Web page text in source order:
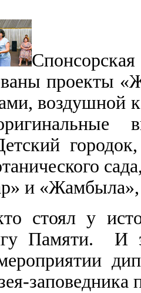
проекты
воздушной
и «Жамбыла»,
стоял у
Памяти. И